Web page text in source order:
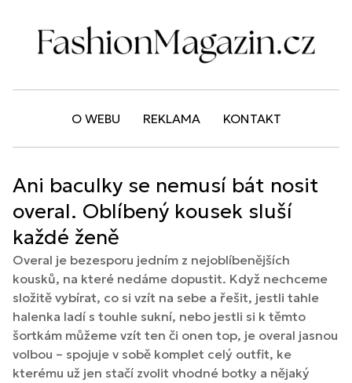
O WEBU REKLAMA KONTAKT
Ani baculky se nemusí bát nosit
overal. Oblíbený kousek sluší
každé ženě
Overal je bezesporu jedním z nejoblíbenějších
kousků, na které nedáme dopustit. Když nechceme
složitě vybírat, co si vzít na sebe a řešit, jestli tahle
halenka ladí s touhle sukní, nebo jestli si k těmto
šortkám můžeme vzít ten či onen top, je overal jasnou
volbou – spojuje v sobě komplet celý outfit, ke
kterému už jen stačí zvolit vhodné botky a nějaký